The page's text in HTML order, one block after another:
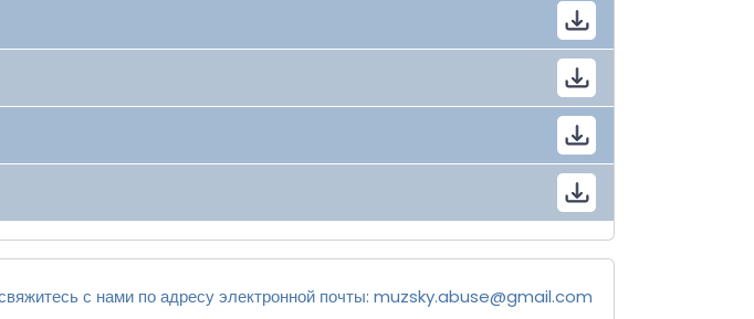
с нами по адресу электронной почты: muzsky.abuse@gmail.com